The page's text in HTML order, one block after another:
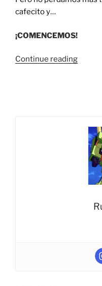
cafecito y…
¡COMENCEMOS!
Continue reading“Foto
Voice
Ripple